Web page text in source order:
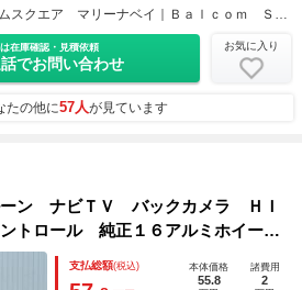
バルコムスクエア マリーナベイ｜Ｂａｌｃｏｍ Ｓｑｕａｒｅ Ｍａｒｉｎａ Ｂａｙ
は在庫確認・見積依頼
でお問い合わせ
お気に入り
たの他に57人が見ています
ン ナビＴＶ バックカメラ ＨＩ
トロール 純正１６アルミホイー
ト 障害物センサー
支払総額(税込) 本体価格
55.8
諸費用
2